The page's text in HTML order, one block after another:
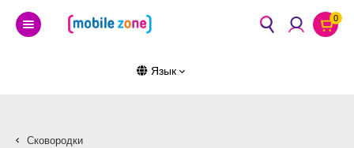
0
Язык
Сковородки